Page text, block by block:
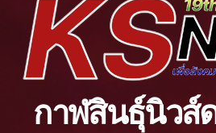
กาฬสินธุ์นิวส์